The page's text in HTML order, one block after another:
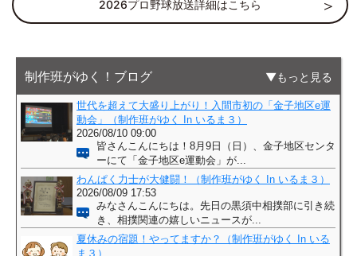
2026プロ野球放送詳細はこちら
制作班がゆく！ブログ もっと見る